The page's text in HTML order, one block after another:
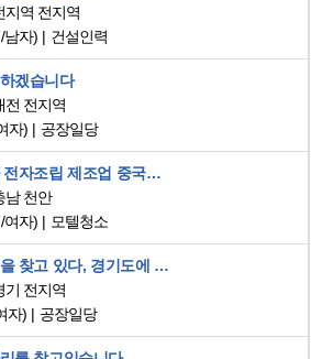
지역 전지역
남자) 건설인력
겠습니다
전 전지역
자) 공장일당
모텔 청소나 전자조립 제조업 중국관련 광고 업종 일자리 찿고 있습니다
남 천안
여자) 모텔청소
공장에서 일을 찾고 있다, 경기도에 일하고 싶다
기 전지역
자) 공장일당